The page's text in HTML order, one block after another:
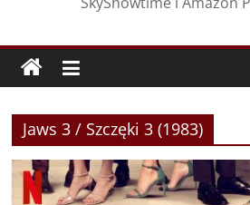
Jaws 3 / Szczęki 3 (1983)